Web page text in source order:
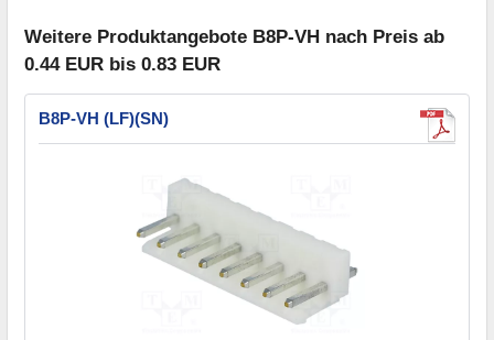
Weitere Produktangebote B8P-VH nach Preis ab
0.44 EUR bis 0.83 EUR
B8P-VH (LF)(SN)